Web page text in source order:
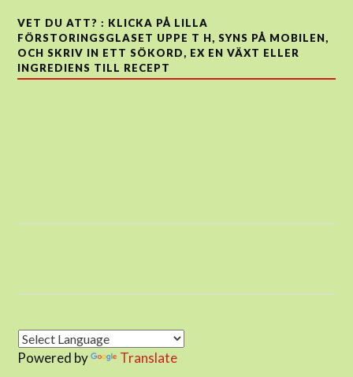
VET DU ATT? : KLICKA PÅ LILLA
FÖRSTORINGSGLASET UPPE T H, SYNS PÅ MOBILEN,
OCH SKRIV IN ETT SÖKORD, EX EN VÄXT ELLER
INGREDIENS TILL RECEPT
Powered by Translate